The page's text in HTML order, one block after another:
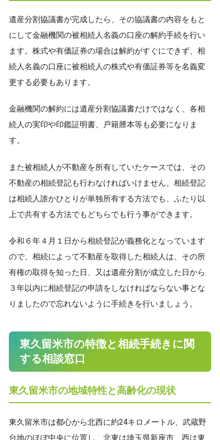
遺産分割協議書が完成したら、その協議書の内容をもと
にして金融機関の被相続人名義の口座の解約手続を行い
ます。株式や有価証券の場合は解約がすぐにできず、相
続人名義の口座に被相続人の株式や有価証券等を名義変
更する必要もあります。
金融機関の解約には遺産分割協議書だけではなく、各相
続人の実印や印鑑証明書、戸籍謄本等も必要になりま
す。
また被相続人が不動産を所有していたケースでは、その
不動産の相続登記も行わなければいけません。相続登記
は相続人誰かひとりが単独所有する方法でも、ふたり以
上で共有する方法でもどちらでも行う事ができます。
令和６年４月１日から相続登記が義務化となっています
ので、相続によって不動産を取得した相続人は、その所
有権の取得を知った日、又は遺産分割が成立した日から
３年以内に相続登記の申請をしなければならない事とな
りましたので忘れないように手続きを行いましょう。
東久留米市の特徴と相続手続きに関
する相談窓口
東久留米市の地域特性と高齢化の現状
東久留米市は都心から北西に約24キロメートル、武蔵野
台地のほぼ中央に位置し、北東は埼玉県新座市、西は東